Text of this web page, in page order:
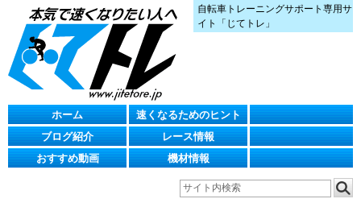
自転車トレーニングサポート専用サ
イト「じてトレ」
ホーム
速くなるためのヒント
ブログ紹介
レース情報
おすすめ動画
機材情報